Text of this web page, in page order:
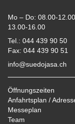
Mo – Do: 08.00-
13.00-16.00
Tel.: 044 439 90 50
Fax: 044 439 90 51
info@suedojasa.ch
Öffnungszeiten
Anfahrtsplan /
Messeplan
Team